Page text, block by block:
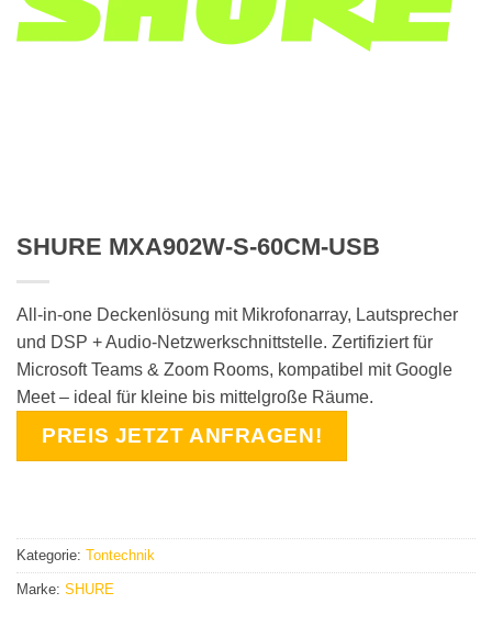
SHURE MXA902W-S-60CM-USB
All-in-one Deckenlösung mit Mikrofonarray, Lautsprecher
und DSP + Audio-Netzwerkschnittstelle. Zertifiziert für
Microsoft Teams & Zoom Rooms, kompatibel mit Google
Meet – ideal für kleine bis mittelgroße Räume.
PREIS JETZT ANFRAGEN!
Kategorie: Tontechnik
Marke: SHURE